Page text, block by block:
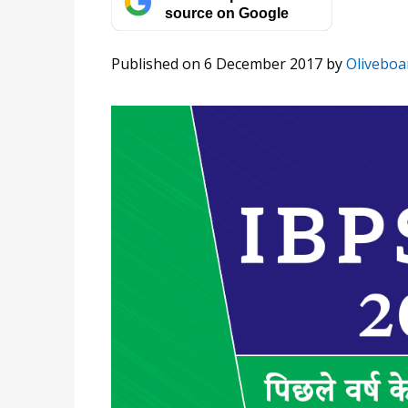
source on Google
Published on 6 December 2017 by